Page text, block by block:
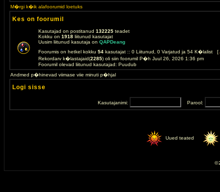
M�rgi k�ik alafoorumid loetuks
Kes on foorumil
Kasutajad on postitanud 132225 teadet
Kokku on 1918 liitunud kasutajat
Uusim liitunud kasutaja on QAPDeang
Foorumis on hetkel kokku 54 kasutajat :: 0 Liitunud, 0 Varjatud ja 54 K�lalist [
Rekordarv k�lastajaid(2285) oli siin foorumil P�h Juul 26, 2026 1:36 pm
Foorumil olevad liitunud kasutajad: Puudub
Andmed p�hinevad viimase viie minuti p�hjal
Logi sisse
Kasutajanimi: Parool:
Uued teated
©